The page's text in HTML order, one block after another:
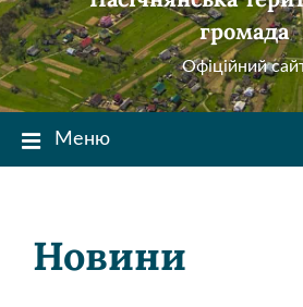
громада
Офіційний
Меню
Новини